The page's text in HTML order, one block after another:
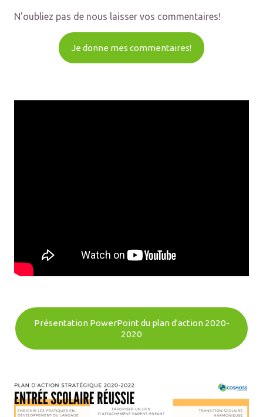
N'oubliez pas de nous laisser vos commentaires!
Je donne mes commentaires!
Présentation PowerPoint du plan d'action 2020-
2020